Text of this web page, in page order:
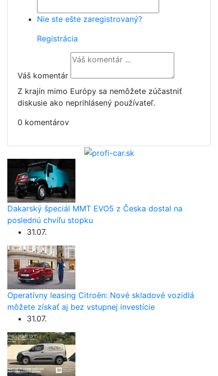
Nie ste ešte zaregistrovaný?
Registrácia
Váš komentár
Z krajín mimo Európy sa nemôžete zúčastniť
diskusie ako neprihlásený používateľ.
0 komentárov
Dakarský špeciál MMT EVO5 z Česka dostal na
poslednú chvíľu stopku
31.07.
Operatívny leasing Citroën: Nové skladové vozidlá
môžete získať aj bez vstupnej investície
31.07.